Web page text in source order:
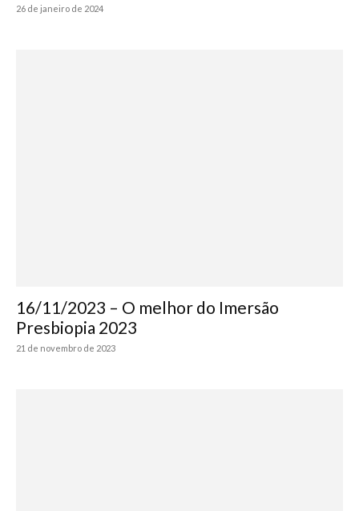
26 de janeiro de 2024
16/11/2023 – O melhor do Imersão
Presbiopia 2023
21 de novembro de 2023